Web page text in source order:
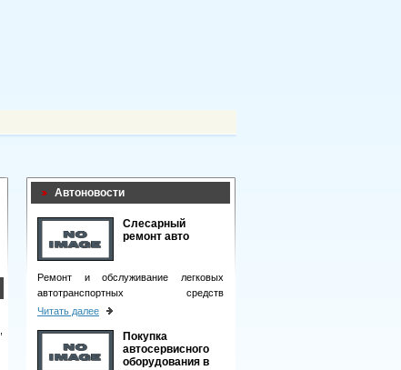
Автоновости
Слесарный
ремонт авто
Ремонт и обслуживание легковых
автотранспортных средств
подразумевает целый комплекс
Читать далее
Покупка
автосервисного
оборудования в